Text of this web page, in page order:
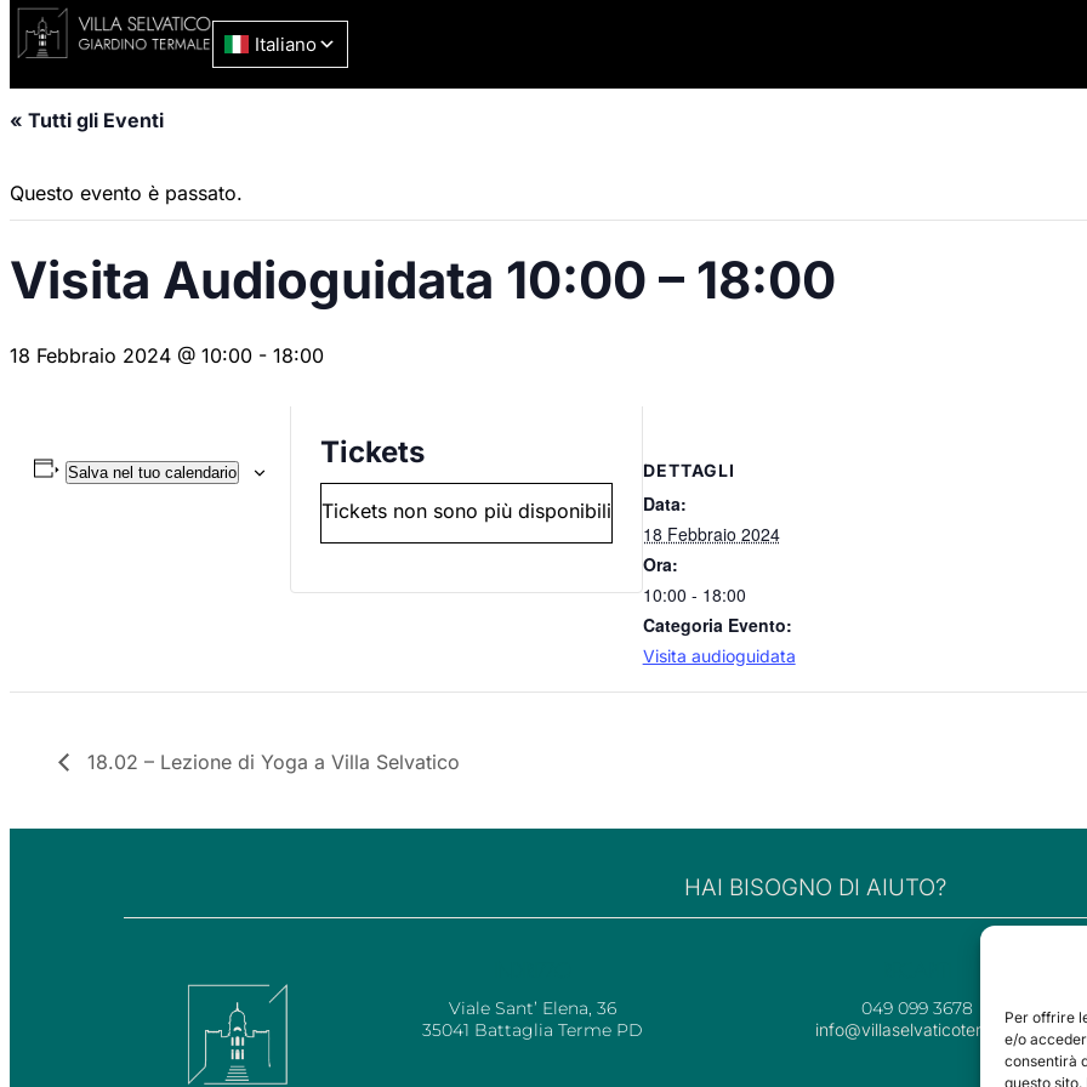
Per offrire
e/o
consentirà
questo
« Tutti gli Eventi
Questo evento è passato.
Visita Audioguidata 10:00 – 18:00
18 Febbraio 2024 @ 10:00 - 18:00
Salva nel tuo calendario DETTAGLI
Data:
18 Febbraio 2024
Ora:
10:00 - 18:00
Categoria Evento:
Visita audioguidata
Tickets
Tickets non sono più disponibili
18.02 – Lezione di Yoga a Villa Selvatico
HAI BISOGNO DI AIUTO?
Viale Sant’ Elena, 36
35041 Battaglia Terme PD
049 099 3678
info@villaselvaticoterme.it